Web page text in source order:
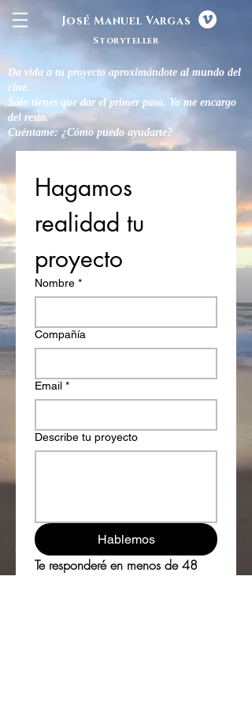
José Manuel Vargas
Storyteller
Da vida a tu proyecto aproximándote al mundo del
cine.
Sólo tienes que dar el primer paso. Yo me encargo
del resto.
Cuéntame: ¿Cómo puedo ayudarte?
Hagamos
realidad tu
proyecto
Nombre *
Compañía
Email *
Describe tu proyecto
Hablemos
Te responderé en menos de 48